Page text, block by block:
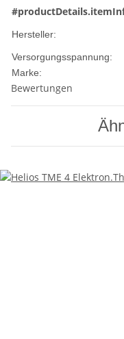
Hersteller:
Versorgungsspannung:
Marke:
Bewertungen